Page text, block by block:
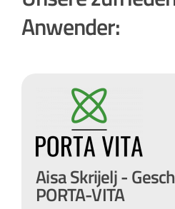
Anwender:
Aisa Skrijelj -
PORTA-VITA